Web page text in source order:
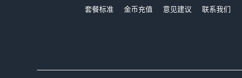
套餐标准
金币充值 意见建议 联系我们